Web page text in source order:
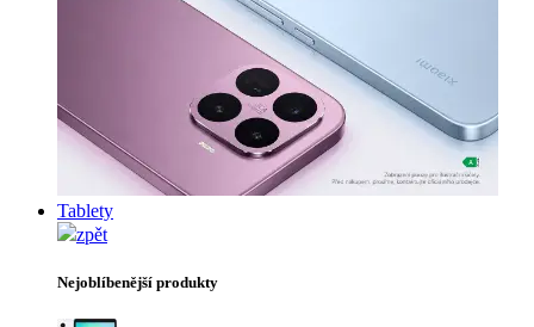
Tablety
zpět
Nejoblíbenější produkty